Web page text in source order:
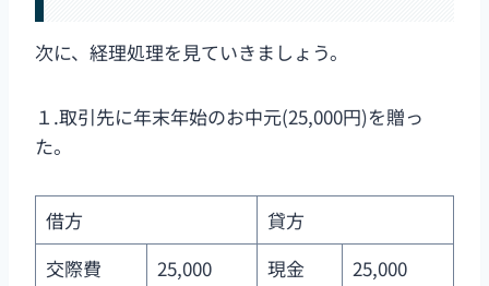
次に、経理処理を見ていきましょう。
１.取引先に年末年始のお中元(25,000円)を贈っ
た。
借方
貸方
交際費
25,000 現金 25,000